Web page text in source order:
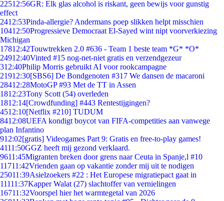
22512:56GR: Elk glas alcohol is riskant, geen bewijs voor gunstig
effect
2412:53Pinda-allergie? Andermans poep slikken helpt misschien
10412:50Progressieve Democraat El-Sayed wint nipt voorverkiezing
Michigan
17812:42Touwtrekken 2.0 #636 - Team 1 beste team *G* *O*
24912:40Vinted #15 nog-net-niet gratis en verzendgezeur
312:40Philip Morris gebruikt AI voor rookcampagne
21912:30[SBS6] De Bondgenoten #317 We dansen de macaroni
28412:28MotoGP #93 Met de TT in Assen
1812:23Tony Scott (54) overleden
1812:14[Crowdfunding] #443 Rentestijgingen?
4512:10[Netflix #210] TUDUM
8412:08UEFA kondigt boycot van FIFA-competities aan vanwege
plan Infantino
912:02[gratis] Videogames Part 9: Gratis en free-to-play games!
4111:50GGZ heeft mij gezond verklaard.
9611:45Migranten breken door grens naar Ceuta in Spanje,l #10
11711:42Vrienden gaan op vakantie zonder mij uit te nodigen
25011:39Asielzoekers #22 : Het Europese migratiepact gaat in
11111:37Kapper Walat (27) slachtoffer van vernielingen
16711:32Voorspel hier het warmtegetal van 2026